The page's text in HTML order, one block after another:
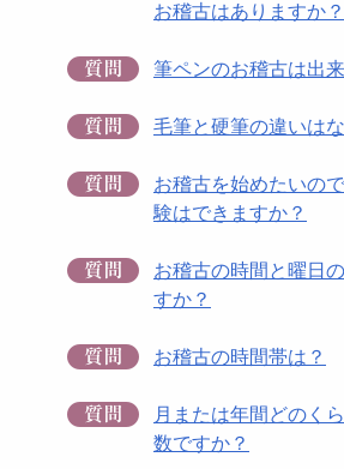
お稽古はありますか？
筆ペンのお稽古は出
毛筆と硬筆の違いは
お稽古を始めたいの
験はできますか？
お稽古の時間と曜日
すか？
お稽古の時間帯は？
月または年間どのく
数ですか？